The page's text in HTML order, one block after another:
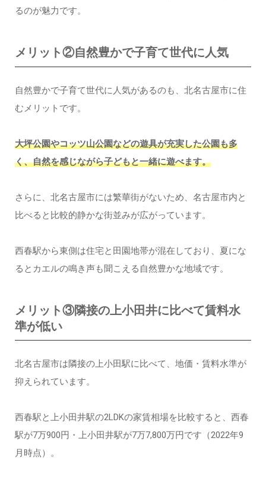
るのが魅力です。
メリット②自然豊かで子育て世代に人気
自然豊かで子育て世代に人気があるのも、北名古屋市に住
むメリットです。
大坪公園やコッツ山公園などの遊具が充実した公園も多
く、自然を感じながら子どもと一緒に遊べます。
さらに、北名古屋市には繁華街がないため、名古屋市内と
比べると比較的静かな街並みが広がっています。
西春駅から東側は住宅と田園地帯が混在しており、夏にな
るとカエルの鳴き声も聞こえる自然豊かな地域です。
メリット③隣接の上小田井に比べて賃料水
準が低い
北名古屋市は隣接の上小田駅に比べて、地価・賃料水準が
抑えられています。
西春駅と上小田井駅の2LDKの家賃相場を比較すると、西春
駅が7万900円・上小田井駅が7万7,800万円です（2022年9
月時点）。